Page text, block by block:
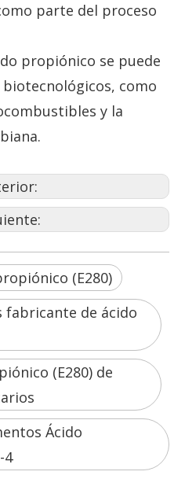
parte del proceso
propiónico se puede
como
y la
(E280)
de ácido
(E280) de
Ácido
4